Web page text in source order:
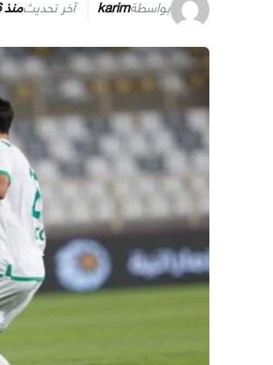
بواسطةkarim آخر تحديثمنذ 6 سنوات